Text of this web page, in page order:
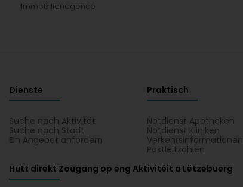
Immobilienagence
Dienste
Suche nach Aktivität
Suche nach Stadt
Ein Angebot anfordern
Praktisch
Notdienst Apotheken
Notdienst Kliniken
Verkehrsinformationen
Postleitzahlen
Hutt direkt Zougang op eng Aktivitéit a Lëtzebuerg